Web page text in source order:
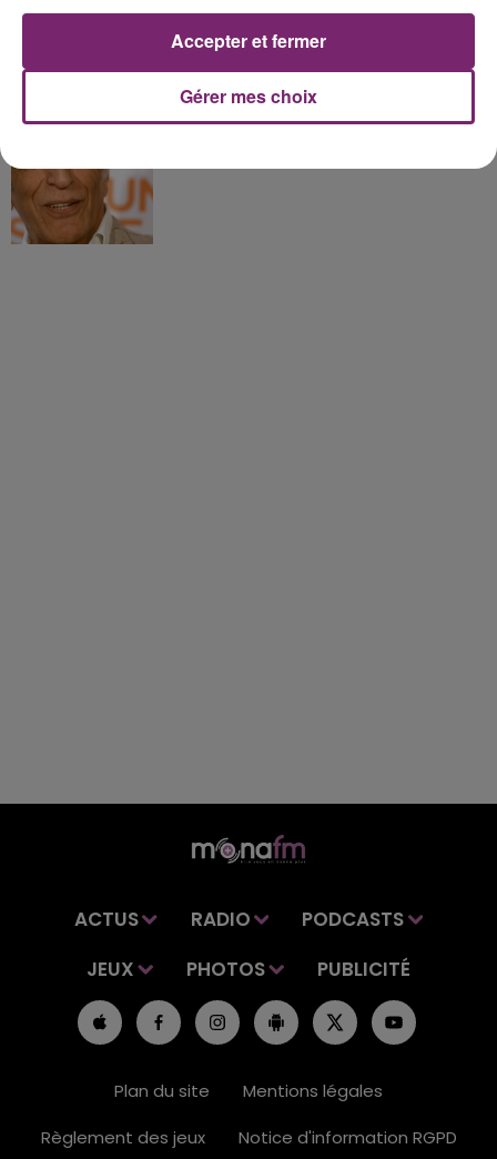
ACTUS RADIO
PODCASTS
JEUX
PHOTOS PUBLICITÉ
Plan du site
Mentions légales
Règlement des jeux
Notice d'information RGPD
Gérer mes choix
Accepter et fermer